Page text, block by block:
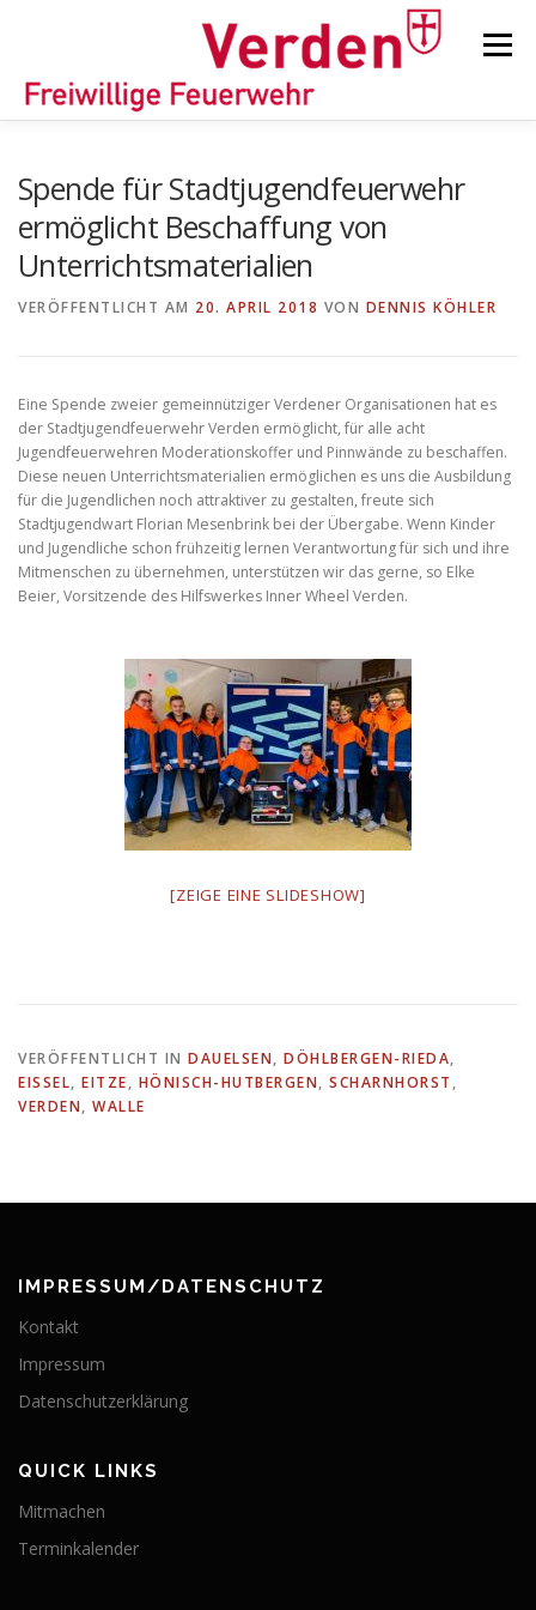
Menü
ORTSFEUERWEHREN
TIPPS/TRICKS
Spende für Stadtjugendfeuerwehr
ermöglicht Beschaffung von
Unterrichtsmaterialien
VERÖFFENTLICHT AM 20. APRIL 2018 VON DENNIS KÖHLER
Eine Spende zweier gemeinnütziger Verdener Organisationen hat es
der Stadtjugendfeuerwehr Verden ermöglicht, für alle acht
Jugendfeuerwehren Moderationskoffer und Pinnwände zu beschaffen.
Diese neuen Unterrichtsmaterialien ermöglichen es uns die Ausbildung
für die Jugendlichen noch attraktiver zu gestalten, freute sich
Stadtjugendwart Florian Mesenbrink bei der Übergabe. Wenn Kinder
und Jugendliche schon frühzeitig lernen Verantwortung für sich und ihre
Mitmenschen zu übernehmen, unterstützen wir das gerne, so Elke
Beier, Vorsitzende des Hilfswerkes Inner Wheel Verden.
[ZEIGE EINE SLIDESHOW]
VERÖFFENTLICHT IN DAUELSEN, DÖHLBERGEN-RIEDA,
EISSEL, EITZE, HÖNISCH-HUTBERGEN, SCHARNHORST ,
VERDEN, WALLE
IMPRESSUM/DATENSCHUTZ
Kontakt
Impressum
Datenschutzerklärung
QUICK LINKS
Mitmachen
Terminkalender